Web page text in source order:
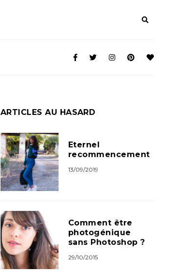
ARTICLES AU HASARD
Eternel
recommencement
13/09/2019
Comment être
photogénique
sans Photoshop ?
29/10/2015